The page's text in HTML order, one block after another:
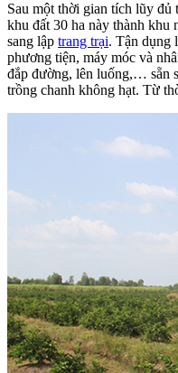
Sau một thời gian tích lũy đủ
khu đất 30 ha này thành khu
sang lập trang trại. Tận dụng
phương tiện, máy móc và
đắp đường, lên luống,… sẵn
trồng chanh không hạt. Từ